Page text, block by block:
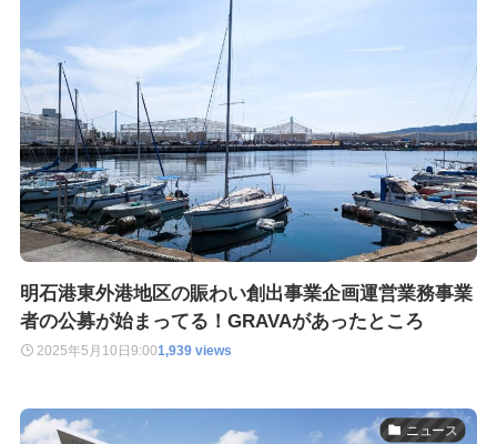
明石港東外港地区の賑わい創出事業企画運営業務事業
者の公募が始まってる！GRAVAがあったところ
2025年5月10日9:001,939 views
ニュース